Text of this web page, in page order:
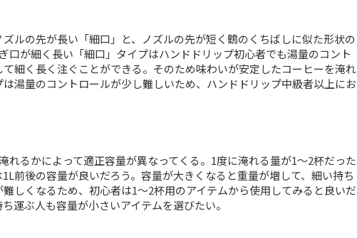
ルの先が長い「細口」と、ノズルの先が短く鶴のくちばしに似た形状の
口が細く長い「細口」タイプはハンドドリップ初心者でも湯量のコント
細く長く注ぐことができる。そのため味わいが安定したコーヒーを淹れ
湯量のコントロールが少し難しいため、ハンドドリップ中級者以上にお
れるかによって適正容量が異なってくる。1度に淹れる量が1〜2杯だった
前後の容量が良いだろう。容量が大きくなると重量が増して、細い持ち
しくなるため、初心者は1〜2杯用のアイテムから使用してみると良いだ
運ぶ人も容量が小さいアイテムを選びたい。